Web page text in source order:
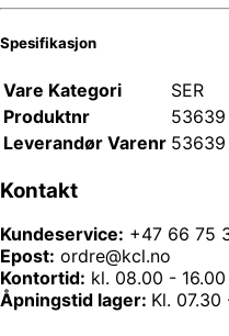
Spesifikasjon
Vare Kategori
SER
Produktnr
53639
Leverandør Varenr 53639
Kontakt
Kundeservice: +47 66 75
Epost: ordre@kcl.no
Kontortid: kl. 08.00 - 16.00
Åpningstid lager: Kl. 07.30